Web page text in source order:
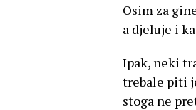
Osim za
a djeluje i
Ipak, neki
trebale piti
stoga ne